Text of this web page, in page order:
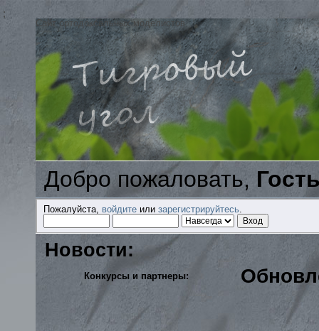
;
Сайт ортодоксальных моделистов
Добро пожаловать,
Пожалуйста, войдите илизарегистрируйтесь
Новости:
Конкурсы и партнеры: